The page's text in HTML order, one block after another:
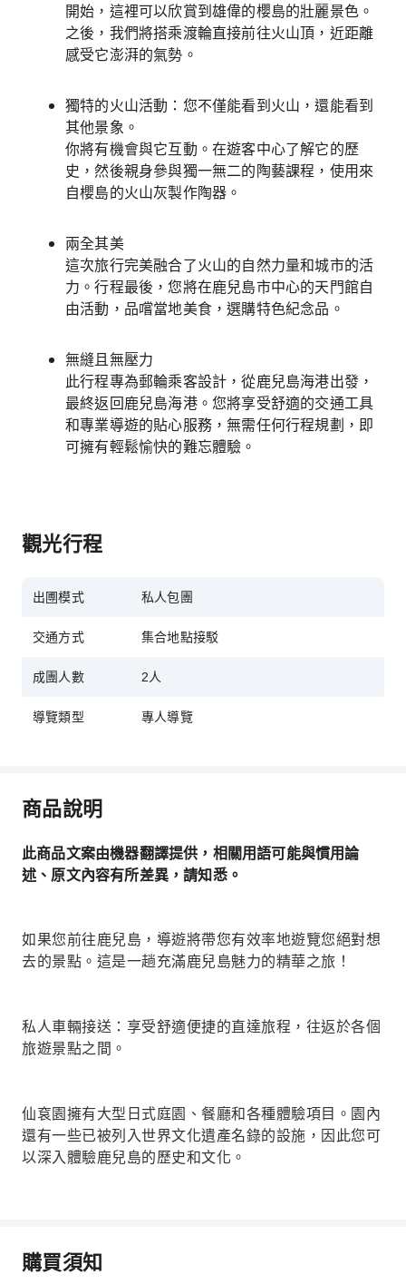
開始，這裡可以欣賞到雄偉的櫻島的壯麗景色。
之後，我們將搭乘渡輪直接前往火山頂，近距離
感受它澎湃的氣勢。
獨特的火山活動：您不僅能看到火山，還能看到
其他景象。
你將有機會與它互動。在遊客中心了解它的歷
史，然後親身參與獨一無二的陶藝課程，使用來
自櫻島的火山灰製作陶器。
兩全其美
這次旅行完美融合了火山的自然力量和城市的活
力。行程最後，您將在鹿兒島市中心的天門館自
由活動，品嚐當地美食，選購特色紀念品。
無縫且無壓力
此行程專為郵輪乘客設計，從鹿兒島海港出發，
最終返回鹿兒島海港。您將享受舒適的交通工具
和專業導遊的貼心服務，無需任何行程規劃，即
可擁有輕鬆愉快的難忘體驗。
觀光行程
出圑模式 私人包團
交通方式 集合地點接駁
成團人數 2人
導覽類型 專人導覽
商品說明
此商品文案由機器翻譯提供，相關用語可能與慣用論
述、原文內容有所差異，請知悉。
如果您前往鹿兒島，導遊將帶您有效率地遊覽您絕對想
去的景點。這是一趟充滿鹿兒島魅力的精華之旅！
私人車輛接送：享受舒適便捷的直達旅程，往返於各個
旅遊景點之間。
仙袞園擁有大型日式庭園、餐廳和各種體驗項目。園內
還有一些已被列入世界文化遺產名錄的設施，因此您可
以深入體驗鹿兒島的歷史和文化。
購買須知